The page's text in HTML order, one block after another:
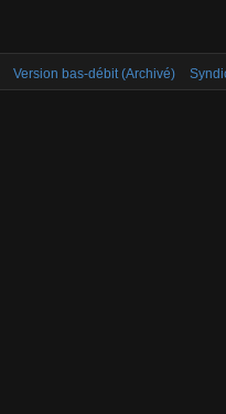
Version bas-débit (Archivé)